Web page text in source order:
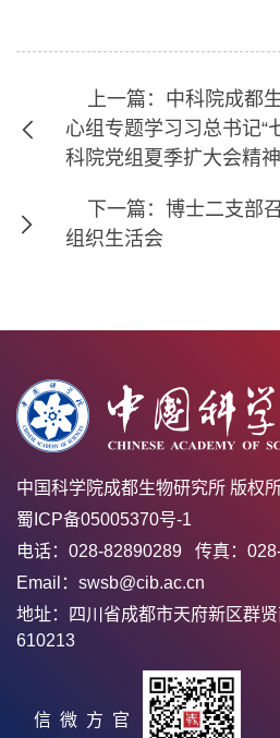
上一篇：中科院成都
心组专题学习习总书记“
科院党组夏季扩大会精神
下一篇：博士二支部
组织生活会
中国科学院成都生物研究所 版权
蜀ICP备05005370号-1
电话：028-82890289 传真：
Email：swsb@cib.ac.cn
地址：四川省成都市天府新区群
610213
官方微信